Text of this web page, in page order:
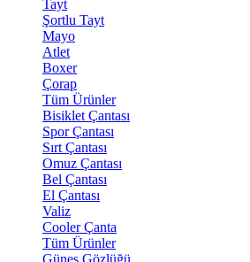
Tayt
Şortlu Tayt
Mayo
Atlet
Boxer
Çorap
Tüm Ürünler
Bisiklet Çantası
Spor Çantası
Sırt Çantası
Omuz Çantası
Bel Çantası
El Çantası
Valiz
Cooler Çanta
Tüm Ürünler
Güneş Gözlüğü